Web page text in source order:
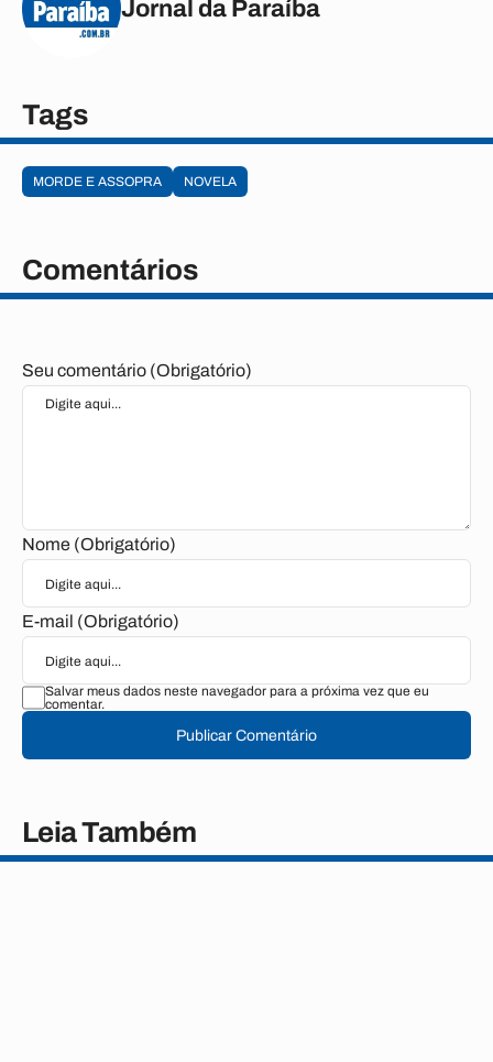
Jornal da Paraíba
Tags
MORDE E ASSOPRA NOVELA
Comentários
Seu comentário (Obrigatório)
Nome (Obrigatório)
E-mail (Obrigatório)
Salvar meus dados neste navegador para a próxima vez que eu
comentar.
Publicar Comentário
Leia Também